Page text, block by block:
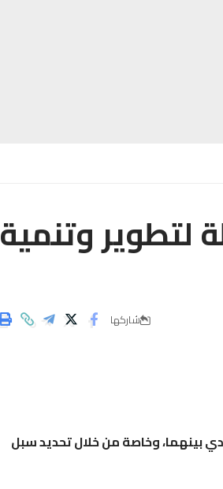
وتنمية
شاركها
بينهما، وخاصة من خلال تحديد سبل